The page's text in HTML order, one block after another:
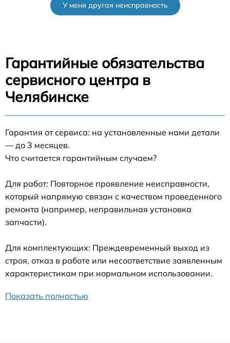
У меня другая неисправность
Гарантийные обязательства
сервисного центра в
Челябинске
Гарантия от сервиса: на установленные нами детали
— до 3 месяцев.
Что считается гарантийным случаем?
Для работ: Повторное проявление неисправности,
который напрямую связан с качеством проведенного
ремонта (например, неправильная установка
запчасти).
Для комплектующих: Преждевременный выход из
строя, отказ в работе или несоответствие заявленным
характеристикам при нормальном использовании.
Показать полностью